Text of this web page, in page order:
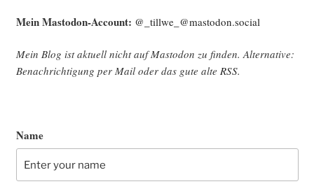
Mein Mast­o­don-Account: @_tillwe_@mastodon.social
Mein Blog ist aktu­ell nicht auf Mast­o­don zu fin­den. Alter­na­ti­ve:
Benach­rich­ti­gung per Mail oder das gute alte RSS.
Name